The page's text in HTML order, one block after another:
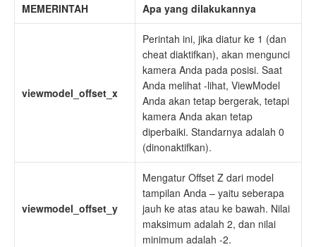
MEMERINTAH Apa yang dilakukannya
viewmodel_offset_x
Perintah ini, jika diatur ke 1 (dan
cheat diaktifkan), akan mengunci
kamera Anda pada posisi. Saat
Anda melihat -lihat, ViewModel
Anda akan tetap bergerak, tetapi
kamera Anda akan tetap
diperbaiki. Standarnya adalah 0
(dinonaktifkan).
viewmodel_offset_y
Mengatur Offset Z dari model
tampilan Anda – yaitu seberapa
jauh ke atas atau ke bawah. Nilai
maksimum adalah 2, dan nilai
minimum adalah -2.